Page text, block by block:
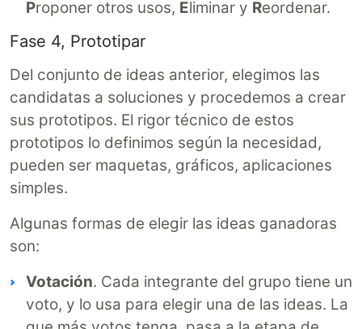
Proponer otros usos, Eliminar y Reordenar.
Fase 4, Prototipar
Del conjunto de ideas anterior, elegimos las
candidatas a soluciones y procedemos a crear
sus prototipos. El rigor técnico de estos
prototipos lo definimos según la necesidad,
pueden ser maquetas, gráficos, aplicaciones
simples.
Algunas formas de elegir las ideas ganadoras
son:
Votación. Cada integrante del grupo tiene un
voto, y lo usa para elegir una de las ideas. La